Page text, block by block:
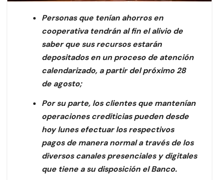
Personas que tenían ahorros en
cooperativa tendrán al fin el alivio de
saber que sus recursos estarán
depositados en un proceso de atención
calendarizado, a partir del próximo 28
de agosto;
Por su parte, los clientes que mantenían
operaciones crediticias pueden desde
hoy lunes efectuar los respectivos
pagos de manera normal a través de los
diversos canales presenciales y digitales
que tiene a su disposición el Banco.